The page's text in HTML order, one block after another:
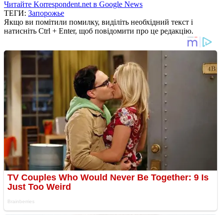
Читайте Korrespondent.net в Google News
ТЕГИ: Запорожье
Якщо ви помітили помилку, виділіть необхідний текст і
натисніть Ctrl + Enter, щоб повідомити про це редакцію.